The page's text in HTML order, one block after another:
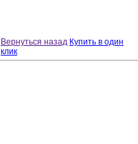
Вернуться назад Купить в один
клик